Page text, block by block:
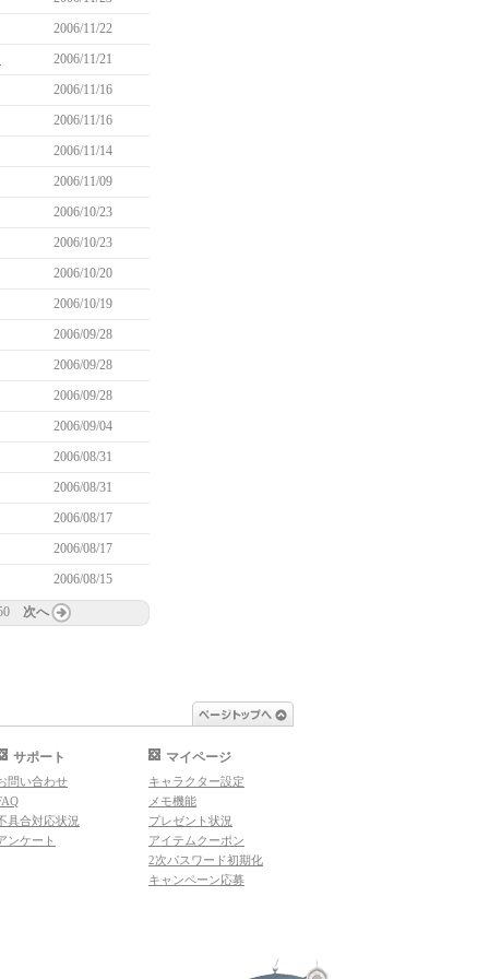
2006/11/22
2006/11/21
2006/11/16
2006/11/16
2006/11/14
2006/11/09
2006/10/23
2006/10/23
2006/10/20
2006/10/19
2006/09/28
2006/09/28
2006/09/28
2006/09/04
2006/08/31
2006/08/31
2006/08/17
2006/08/17
2006/08/15
次へ
サポート
問い合わせ
具合対応状況
ンケート
マイページ
キャラクター設定
メモ機能
プレゼント状況
アイテムクーポン
2次パスワード初期化
キャンペーン応募